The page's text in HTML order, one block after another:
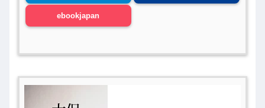
ebookjapan